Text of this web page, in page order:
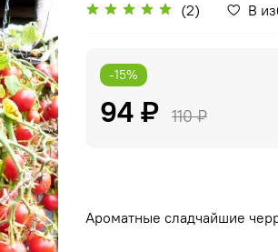
(2) В
-15%
94 ₽ 110 ₽
Ароматные сладчайшие